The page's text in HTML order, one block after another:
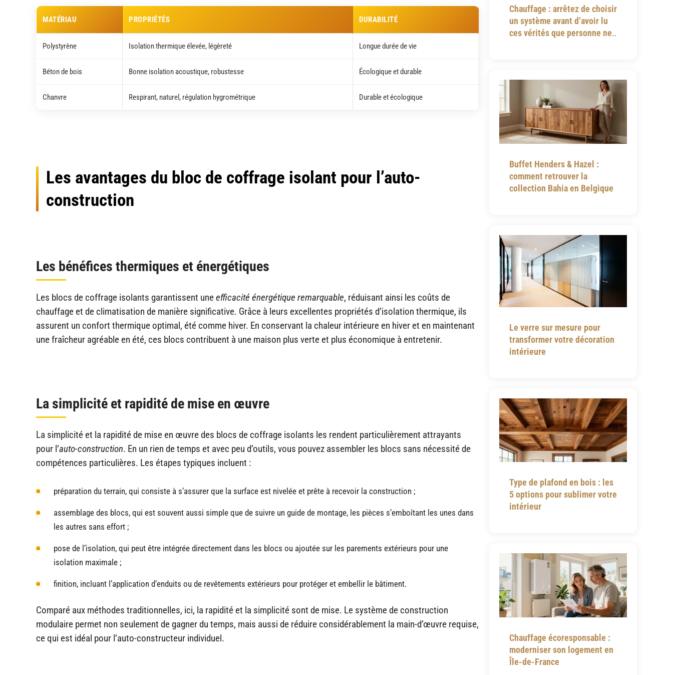
MATÉRIAU PROPRIÉTÉS DURABILITÉ
Polystyrène Isolation thermique élevée, légèreté Longue durée de vie
Béton de bois Bonne isolation acoustique, robustesse Écologique et durable
Chanvre Respirant, naturel, régulation hygrométrique Durable et écologique
Les avantages du bloc de coffrage isolant pour l’auto-
construction
Les bénéfices thermiques et énergétiques
Les blocs de coffrage isolants garantissent uneefficacité énergétique remarquable, réduisant ainsi les coûts de
chauffage et de climatisation de manière significative. Grâce à leurs excellentes propriétés d’isolation thermique, ils
assurent un confort thermique optimal, été comme hiver. En conservant la chaleur intérieure en hiver et en maintenant
une fraîcheur agréable en été, ces blocs contribuent à une maison plus verte et plus économique à entretenir.
La simplicité et rapidité de mise en œuvre
La simplicité et la rapidité de mise en œuvre des blocs de coffrage isolants les rendent particulièrement attrayants
pour l’auto-construction. En un rien de temps et avec peu d’outils, vous pouvez assembler les blocs sans nécessité de
compétences particulières. Les étapes typiques incluent :
préparation du terrain, qui consiste à s’assurer que la surface est nivelée et prête à recevoir la construction ;
assemblage des blocs, qui est souvent aussi simple que de suivre un guide de montage, les pièces s’emboîtant les unes dans
les autres sans effort ;
pose de l’isolation, qui peut être intégrée directement dans les blocs ou ajoutée sur les parements extérieurs pour une
isolation maximale ;
finition, incluant l’application d’enduits ou de revêtements extérieurs pour protéger et embellir le bâtiment.
Comparé aux méthodes traditionnelles, ici, la rapidité et la simplicité sont de mise. Le système de construction
modulaire permet non seulement de gagner du temps, mais aussi de réduire considérablement la main-d’œuvre requise,
ce qui est idéal pour l’auto-constructeur individuel.
Chauffage : arrêtez de choisir
un système avant d’avoir lu
ces vérités que personne ne
Buffet Henders & Hazel :
comment retrouver la
collection Bahia en Belgique
Le verre sur mesure pour
transformer votre décoration
intérieure
Type de plafond en bois : les
5 options pour sublimer votre
intérieur
Chauffage écoresponsable :
moderniser son logement en
Île-de-France